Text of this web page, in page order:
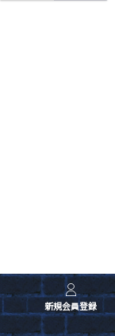
新規会員登録